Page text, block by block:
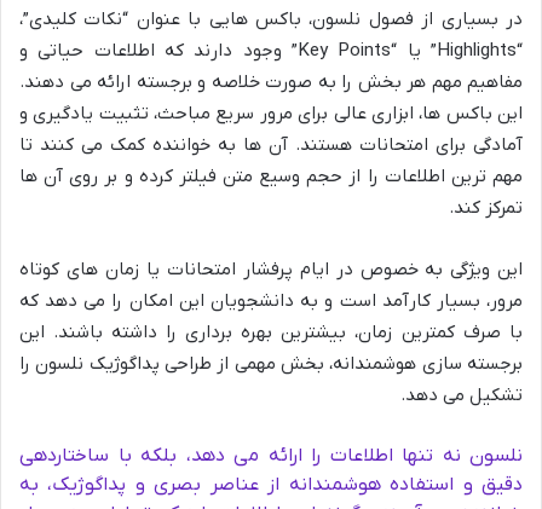
در بسیاری از فصول نلسون، باکس هایی با عنوان “نکات کلیدی”،
“Highlights” یا “Key Points” وجود دارند که اطلاعات حیاتی و
مفاهیم مهم هر بخش را به صورت خلاصه و برجسته ارائه می دهند.
این باکس ها، ابزاری عالی برای مرور سریع مباحث، تثبیت یادگیری و
آمادگی برای امتحانات هستند. آن ها به خواننده کمک می کنند تا
مهم ترین اطلاعات را از حجم وسیع متن فیلتر کرده و بر روی آن ها
تمرکز کند.
این ویژگی به خصوص در ایام پرفشار امتحانات یا زمان های کوتاه
مرور، بسیار کارآمد است و به دانشجویان این امکان را می دهد که
با صرف کمترین زمان، بیشترین بهره برداری را داشته باشند. این
برجسته سازی هوشمندانه، بخش مهمی از طراحی پداگوژیک نلسون را
تشکیل می دهد.
نلسون نه تنها اطلاعات را ارائه می دهد، بلکه با ساختاردهی
دقیق و استفاده هوشمندانه از عناصر بصری و پداگوژیک، به